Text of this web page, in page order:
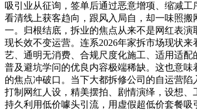
吸引业从征询，签单后通过恶意增项、缩减
看清线上获客趋向，跟风入局自，却一味照
一。归根结底，拆业的焦点从来不是网红表
现长效不变运营。连系2026年家拆市场现状
艺、通明无消费、合规尺度化施工、适用适
普及避坑学问的优良内容极端稀缺。这也意
的焦点冲破口。当下大都拆修公司的自运营
打制网红人设，精美摆拍、剧情演绎，设想
持久利用低价噱头引流，用虚假超低价套餐